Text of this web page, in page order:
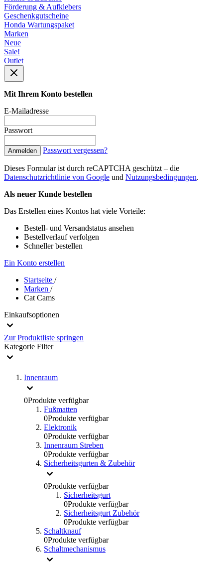
Förderung & Aufklebers
Geschenkgutscheine
Honda Wartungspaket
Marken
Neue
Sale!
Outlet
Mit Ihrem Konto bestellen
E-Mailadresse
Passwort
Anmelden Passwort vergessen?
Dieses Formular ist durch reCAPTCHA geschützt – die
Datenschutzrichtlinie von Google und Nutzungsbedingungen.
Als neuer Kunde bestellen
Das Erstellen eines Kontos hat viele Vorteile:
Bestell- und Versandstatus ansehen
Bestellverlauf verfolgen
Schneller bestellen
Ein Konto erstellen
Startseite /
Marken /
Cat Cams
Einkaufsoptionen
Zur Produktliste springen
Kategorie Filter
Innenraum
0Produkte verfügbar
Fußmatten
0Produkte verfügbar
Elektronik
0Produkte verfügbar
Innenraum Streben
0Produkte verfügbar
Sicherheitsgurten & Zubehör
0Produkte verfügbar
Sicherheitsgurt
0Produkte verfügbar
Sicherheitsgurt Zubehör
0Produkte verfügbar
Schaltknauf
0Produkte verfügbar
Schaltmechanismus